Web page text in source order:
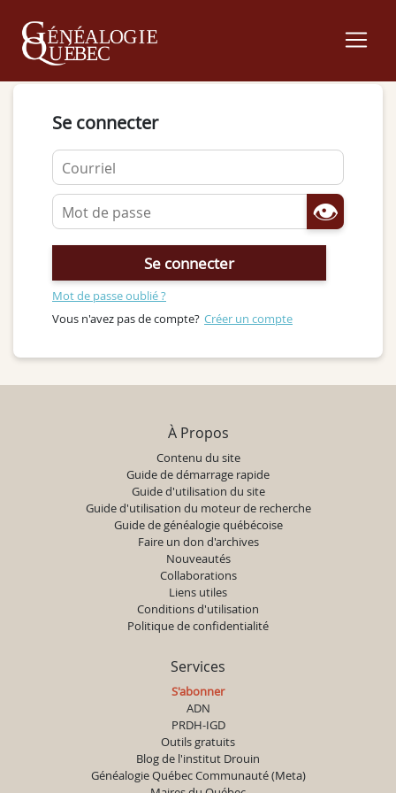
Se connecter
👁
Mot de passe oublié ?
Vous n'avez pas de compte? Créer un compte
À Propos
Contenu du site
Guide de démarrage rapide
Guide d'utilisation du site
Guide d'utilisation du moteur de recherche
Guide de généalogie québécoise
Faire un don d'archives
Nouveautés
Collaborations
Liens utiles
Conditions d'utilisation
Politique de confidentialité
Services
S'abonner
ADN
PRDH-IGD
Outils gratuits
Blog de l'institut Drouin
Généalogie Québec Communauté (Meta)